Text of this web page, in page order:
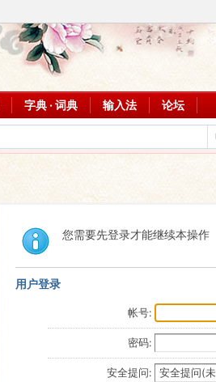
字典 · 词典 输入法 论坛
您需要先登录才能继续本操作
用户登录
帐号:
密码:
安全提问: